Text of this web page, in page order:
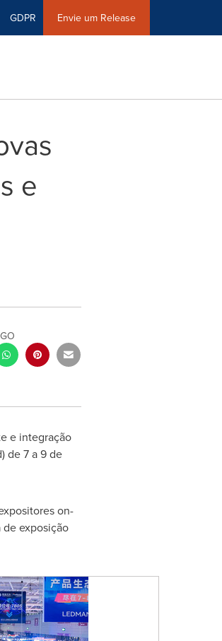
GDPR Envie um Release
e
e integração
de 7 a 9 de
on-
exposição